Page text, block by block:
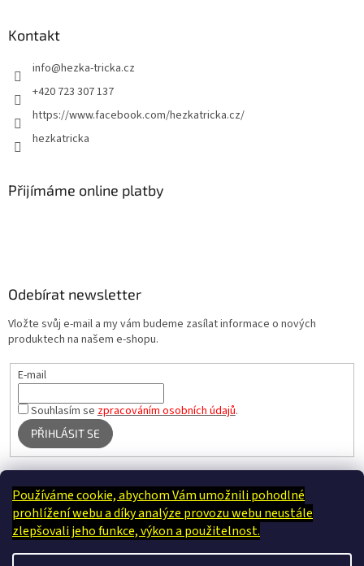
Používáme cookie, abychom Vám umožnili pohodlné
prohlížení webu a díky analýze provozu webu neustále
zlepšovali jeho funkce, výkon a použitelnost.
Kontakt
info@hezka-tricka.cz
+420 723 307 137
https://www.facebook.com/hezkatricka.cz/
hezkatricka
Přijímáme online platby
Odebírat newsletter
Vložte svůj e-mail a my vám budeme zasílat informace o nových
produktech na našem e-shopu.
E-mail
Souhlasím se zpracováním osobních údajů.
PŘIHLÁSIT SE
Terapie Kamínek - Dotek, který utiší tělo i duši